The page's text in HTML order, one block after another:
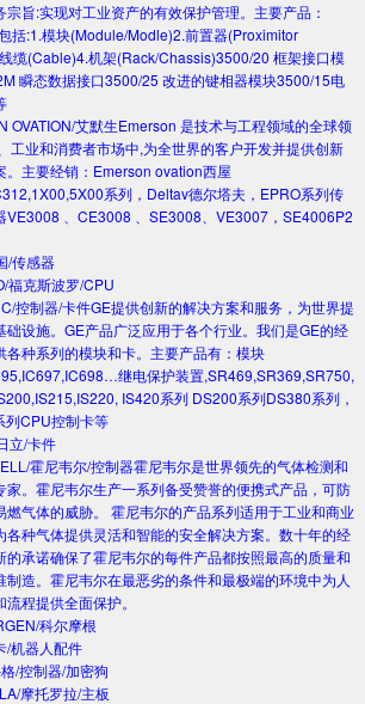
宗旨:实现对工业资产的有效保护管理。主要产品：
括:1.模块(Module/Modle)2.前置器(Proximitor
缆(Cable)4.机架(Rack/Chassis)3500/20 框架接口模
瞬态数据接口3500/25 改进的键相器模块3500/15电
OVATION/艾默生Emerson 是技术与工程领域的全球领
工业和消费者市场中,为全世界的客户开发并提供创新
。主要经销：Emerson ovation西屋
系列，Deltav德尔塔夫，EPRO系列传
VE3008 、CE3008 、SE3008、VE3007，SE4006P2
/传感器
福克斯波罗/CPU
控制器/卡件GE提供创新的解决方案和服务，为世界提
础设施。GE产品广泛应用于各个行业。我们是GE的经
各种系列的模块和卡。主要产品有：模块
继电保护装置,SR469,SR369,SR750,
IS420系列 DS200系列DS380系列，
列CPU控制卡等
立/卡件
霍尼韦尔/控制器霍尼韦尔是世界领先的气体检测和
家。霍尼韦尔生产一系列备受赞誉的便携式产品，可防
燃气体的威胁。 霍尼韦尔的产品系列适用于工业和商业
各种气体提供灵活和智能的安全解决方案。数十年的经
的承诺确保了霍尼韦尔的每件产品都按照最高的质量和
制造。霍尼韦尔在最恶劣的条件和最极端的环境中为人
流程提供全面保护。
科尔摩根
/机器人配件
/控制器/加密狗
摩托罗拉/主板